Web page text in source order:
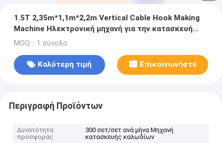
1.5T 2,35m*1,1m*2,2m Vertical Cable Hook Making
Machine Ηλεκτρονική μηχανή για την κατασκευή
καλωδίων
MOQ：1 σύνολο
Καλύτερη τιμή Επικοινωνήστε
Περιγραφή Προϊόντων
Δυνατότητα
προσφοράς
300 σετ/σετ ανά μήνα Μηχανή
κατασκευής καλωδίων